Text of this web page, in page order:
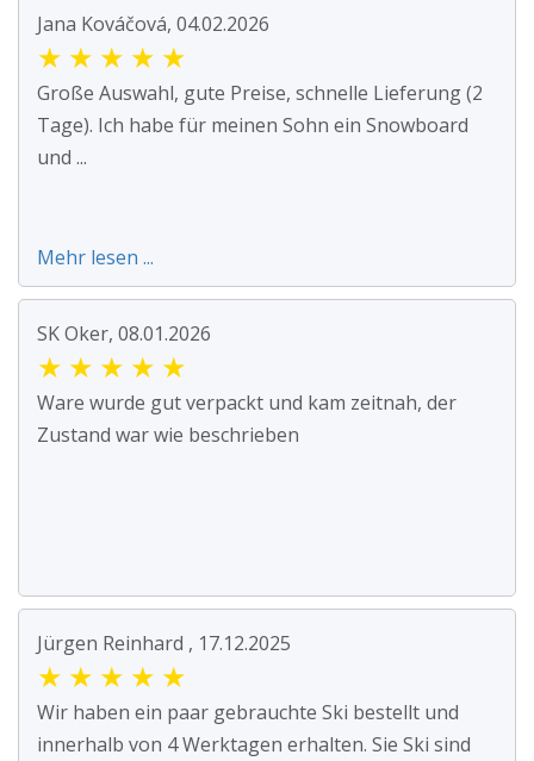
Jana Kováčová, 04.02.2026
★ ★ ★ ★ ★
Große Auswahl, gute Preise, schnelle Lieferung (2
Tage). Ich habe für meinen Sohn ein Snowboard
und ...
Mehr lesen ...
SK Oker, 08.01.2026
★ ★ ★ ★ ★
Ware wurde gut verpackt und kam zeitnah, der
Zustand war wie beschrieben
Jürgen Reinhard , 17.12.2025
★ ★ ★ ★ ★
Wir haben ein paar gebrauchte Ski bestellt und
innerhalb von 4 Werktagen erhalten. Sie Ski sind